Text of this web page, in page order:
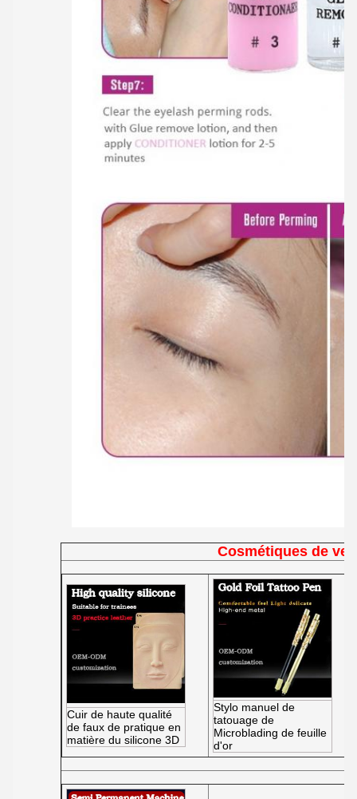
Cosmétiques de
Cuir de haute qualité
de faux de pratique en
matière du silicone 3D
Stylo manuel de
tatouage de
Microblading de feuille
d'or